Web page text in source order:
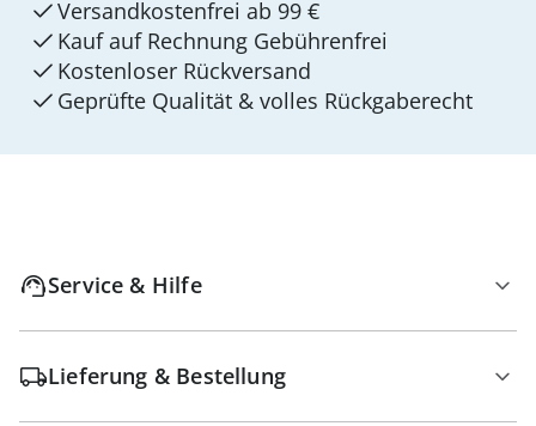
Versandkostenfrei ab 99 €
Kauf auf Rechnung Gebührenfrei
Kostenloser Rückversand
Geprüfte Qualität & volles Rückgaberecht
Service & Hilfe
Lieferung & Bestellung